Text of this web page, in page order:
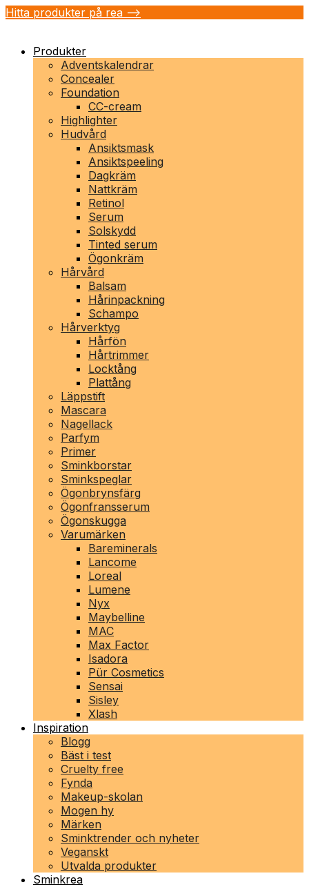
Hitta produkter på rea -->
Produkter
Adventskalendrar
Concealer
Foundation
CC-cream
Highlighter
Hudvård
Ansiktsmask
Ansiktspeeling
Dagkräm
Nattkräm
Retinol
Serum
Solskydd
Tinted serum
Ögonkräm
Hårvård
Balsam
Hårinpackning
Schampo
Hårverktyg
Hårfön
Hårtrimmer
Locktång
Plattång
Läppstift
Mascara
Nagellack
Parfym
Primer
Sminkborstar
Sminkspeglar
Ögonbrynsfärg
Ögonfransserum
Ögonskugga
Varumärken
Bareminerals
Lancome
Loreal
Lumene
Nyx
Maybelline
MAC
Max Factor
Isadora
Pür Cosmetics
Sensai
Sisley
Xlash
Inspiration
Blogg
Bäst i test
Cruelty free
Fynda
Makeup-skolan
Mogen hy
Märken
Sminktrender och nyheter
Veganskt
Utvalda produkter
Sminkrea